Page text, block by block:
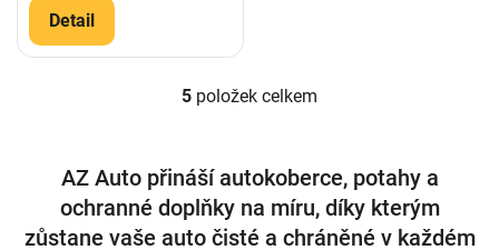
Detail
O
á
d
a
c
5 položek celkem
AZ Auto přináší autokoberce, potahy a
ochranné doplňky na míru, díky kterým
zůstane vaše auto čisté a chráněné v každém